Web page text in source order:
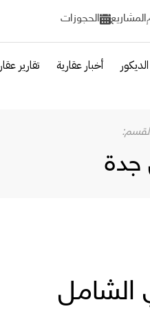
المشاريع الحجوزات
الديكور أخبار عقارية تقارير عقار
جدة
الشامل